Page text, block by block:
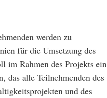
werden zu
für die Umsetzung des
im Rahmen des Projekts ein
das alle Teilnehmenden des
und des